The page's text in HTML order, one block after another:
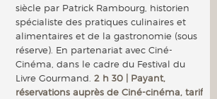
siècle par Patrick Rambourg, historien
spécialiste des pratiques culinaires et
alimentaires et de la gastronomie (sous
réserve). En partenariat avec Ciné-
Cinéma, dans le cadre du Festival du
Livre Gourmand. 2 h 30 | Payant,
réservations auprès de Ciné-cinéma, tarif